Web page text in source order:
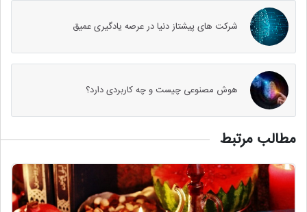
شرکت های پیشتاز دنیا در عرصه یادگیری عمیق
هوش مصنوعی چیست و چه کاربردی دارد؟
مطالب مرتبط